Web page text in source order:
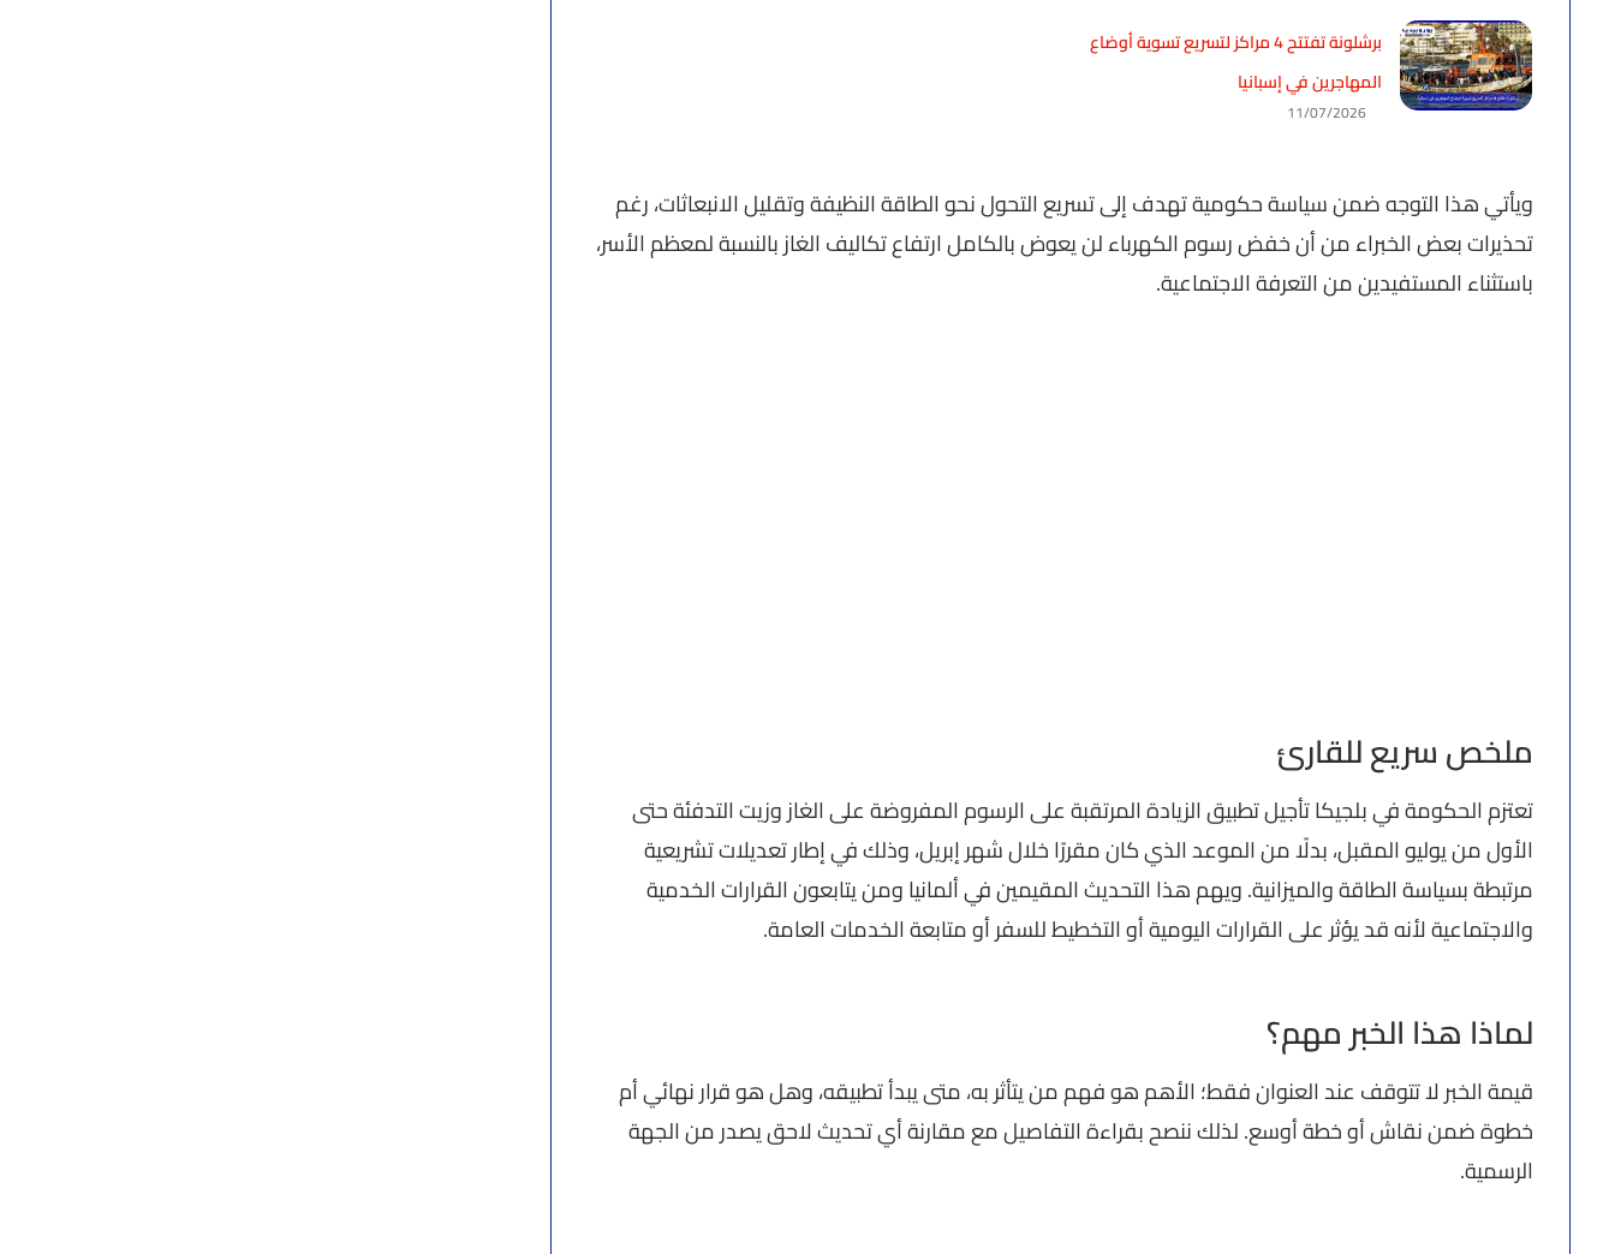
برشلونة تفتتح 4 مراكز لتسريع تسوية أوضاع
المهاجرين في إسبانيا
11/07/2026
ويأتي هذا التوجه ضمن سياسة حكومية تهدف إلى تسريع التحول نحو الطاقة النظيفة وتقليل الانبعاثات، رغم
تحذيرات بعض الخبراء من أن خفض رسوم الكهرباء لن يعوض بالكامل ارتفاع تكاليف الغاز بالنسبة لمعظم الأسر،
باستثناء المستفيدين من التعرفة الاجتماعية.
ملخص سريع للقارئ
تعتزم الحكومة في بلجيكا تأجيل تطبيق الزيادة المرتقبة على الرسوم المفروضة على الغاز وزيت التدفئة حتى
الأول من يوليو المقبل، بدلًا من الموعد الذي كان مقررًا خلال شهر إبريل، وذلك في إطار تعديلات تشريعية
مرتبطة بسياسة الطاقة والميزانية. ويهم هذا التحديث المقيمين في ألمانيا ومن يتابعون القرارات الخدمية
والاجتماعية لأنه قد يؤثر على القرارات اليومية أو التخطيط للسفر أو متابعة الخدمات العامة.
لماذا هذا الخبر مهم؟
قيمة الخبر لا تتوقف عند العنوان فقط؛ الأهم هو فهم من يتأثر به، متى يبدأ تطبيقه، وهل هو قرار نهائي أم
خطوة ضمن نقاش أو خطة أوسع. لذلك ننصح بقراءة التفاصيل مع مقارنة أي تحديث لاحق يصدر من الجهة
الرسمية.